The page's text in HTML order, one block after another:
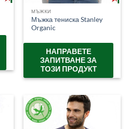
МЪЖКИ
Мъжка тениска Stanley
Organic
НАПРАВЕТЕ
ЗАПИТВАНЕ ЗА
ТОЗИ ПРОДУКТ